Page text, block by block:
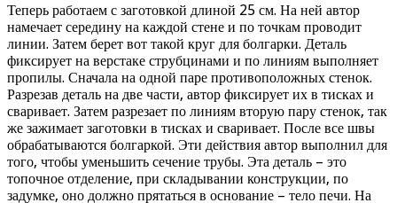
Теперь работаем с заготовкой длиной 25 см. На ней автор
намечает середину на каждой стене и по точкам проводит
линии. Затем берет вот такой круг для болгарки. Деталь
фиксирует на верстаке струбцинами и по линиям выполняет
пропилы. Сначала на одной паре противоположных стенок.
Разрезав деталь на две части, автор фиксирует их в тисках и
сваривает. Затем разрезает по линиям вторую пару стенок, так
же зажимает заготовки в тисках и сваривает. После все швы
обрабатываются болгаркой. Эти действия автор выполнил для
того, чтобы уменьшить сечение трубы. Эта деталь – это
топочное отделение, при складывании конструкции, по
задумке, оно должно прятаться в основание – тело печи. На